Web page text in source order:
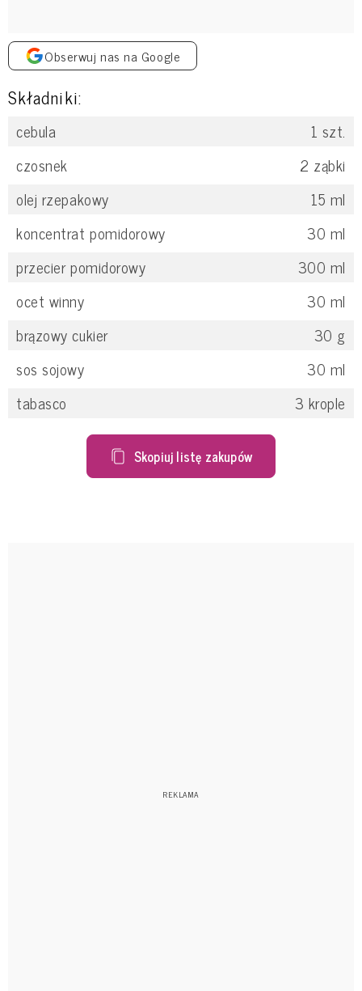
Obserwuj nas na Google
Składniki:
cebula 1 szt.
czosnek
2 ząbki
olej rzepakowy
15 ml
koncentrat pomidorowy
30 ml
przecier pomidorowy
300 ml
ocet winny
30 ml
brązowy cukier
30 g
sos sojowy
30 ml
tabasco
3 krople
Skopiuj listę zakupów